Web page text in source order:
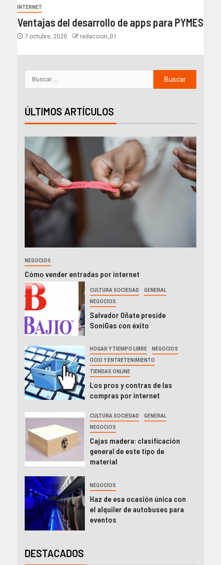
INTERNET
Ventajas del desarrollo de apps para PYMES
7 octubre, 2020 redaccion_01
ÚLTIMOS ARTÍCULOS
NEGOCIOS
Cómo vender entradas por internet
CULTURA SOCIEDAD GENERAL
NEGOCIOS
Salvador Oñate preside
SoniGas con éxito
HOGAR Y TIEMPO LIBRE NEGOCIOS
OCIO Y ENTRETENIMIENTO
TIENDAS ONLINE
Los pros y contras de las
compras por internet
CULTURA SOCIEDAD GENERAL
NEGOCIOS
Cajas madera: clasificación
general de este tipo de
material
NEGOCIOS
Haz de esa ocasión única con
el alquiler de autobuses para
eventos
DESTACADOS